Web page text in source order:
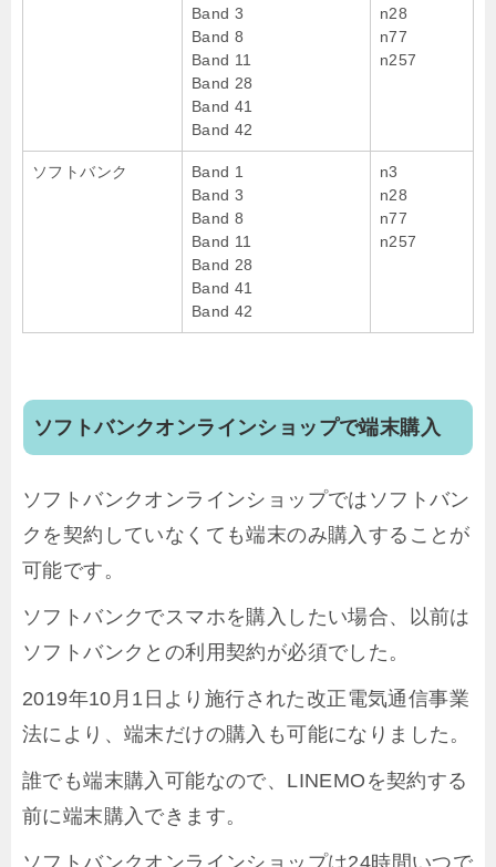
Band 3
Band 8
Band 11
Band 28
Band 41
Band 42
n28
n77
n257
ソフトバンク
Band 1
Band 3
Band 8
Band 11
Band 28
Band 41
Band 42
n3
n28
n77
n257
ソフトバンクオンラインショップで端末購入
ソフトバンクオンラインショップではソフトバン
クを契約していなくても端末のみ購入することが
可能です。
ソフトバンクでスマホを購入したい場合、以前は
ソフトバンクとの利用契約が必須でした。
2019年10月1日より施行された改正電気通信事業
法により、端末だけの購入も可能になりました。
誰でも端末購入可能なので、LINEMOを契約する
前に端末購入できます。
ソフトバンクオンラインショップは24時間いつで